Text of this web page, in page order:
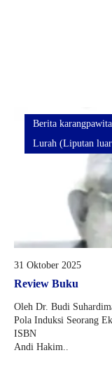
Berita
Lurah (Liputan
31 Oktober 2025
Review Buku
Oleh Dr. Budi
Pola Induksi Seorang
ISBN : 978-
Andi Hakim..